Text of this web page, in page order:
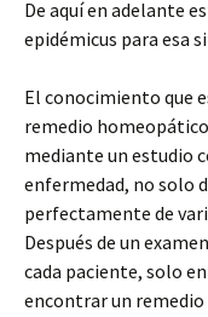
De aquí en adelante
epidémicus para esa
El conocimiento que
remedio
mediante un estudio
enfermedad, no solo
perfectamente de
Después de un
cada paciente, solo
encontrar un